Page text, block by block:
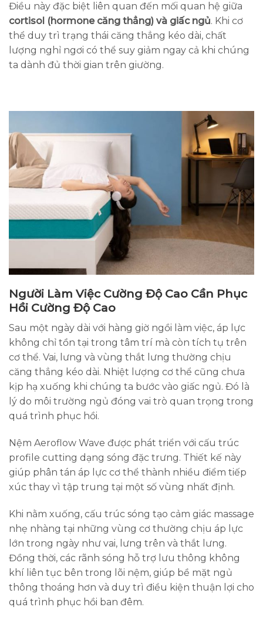
Điều này đặc biệt liên quan đến mối quan hệ giữa
cortisol (hormone căng thẳng) và giấc ngủ. Khi cơ
thể duy trì trạng thái căng thẳng kéo dài, chất
lượng nghỉ ngơi có thể suy giảm ngay cả khi chúng
ta dành đủ thời gian trên giường.
Người Làm Việc Cường Độ Cao Cần Phục
Hồi Cường Độ Cao
Sau một ngày dài với hàng giờ ngồi làm việc, áp lực
không chỉ tồn tại trong tâm trí mà còn tích tụ trên
cơ thể. Vai, lưng và vùng thắt lưng thường chịu
căng thẳng kéo dài. Nhiệt lượng cơ thể cũng chưa
kịp hạ xuống khi chúng ta bước vào giấc ngủ. Đó là
lý do môi trường ngủ đóng vai trò quan trọng trong
quá trình phục hồi.
Nệm Aeroflow Wave được phát triển với cấu trúc
profile cutting dạng sóng đặc trưng. Thiết kế này
giúp phân tán áp lực cơ thể thành nhiều điểm tiếp
xúc thay vì tập trung tại một số vùng nhất định.
Khi nằm xuống, cấu trúc sóng tạo cảm giác massage
nhẹ nhàng tại những vùng cơ thường chịu áp lực
lớn trong ngày như vai, lưng trên và thắt lưng.
Đồng thời, các rãnh sóng hỗ trợ lưu thông không
khí liên tục bên trong lõi nệm, giúp bề mặt ngủ
thông thoáng hơn và duy trì điều kiện thuận lợi cho
quá trình phục hồi ban đêm.